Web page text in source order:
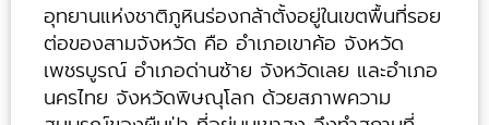
อุทยานแห่งชาติภูหินร่องกล้าตั้งอยู่ในเขตพื้นที่รอย
ต่อของสามจังหวัด คือ อำเภอเขาค้อ จังหวัด
เพชรบูรณ์ อำเภอด่านซ้าย จังหวัดเลย และอำเภอ
นครไทย จังหวัดพิษณุโลก ด้วยสภาพความ